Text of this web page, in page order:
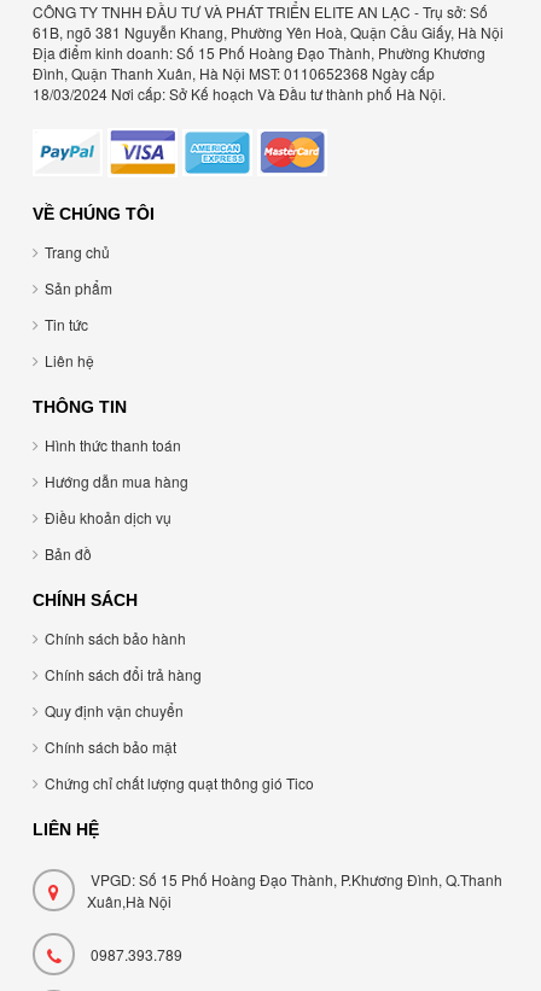
CÔNG TY TNHH ĐẦU TƯ VÀ PHÁT TRIỂN ELITE AN LẠC - Trụ sở: Số
61B, ngõ 381 Nguyễn Khang, Phường Yên Hoà, Quận Cầu Giấy, Hà Nội
Địa điểm kinh doanh: Số 15 Phố Hoàng Đạo Thành, Phường Khương
Đình, Quận Thanh Xuân, Hà Nội MST: 0110652368 Ngày cấp
18/03/2024 Nơi cấp: Sở Kế hoạch Và Đầu tư thành phố Hà Nội.
VỀ CHÚNG TÔI
Trang chủ
Sản phẩm
Tin tức
Liên hệ
THÔNG TIN
Hình thức thanh toán
Hướng dẫn mua hàng
Điều khoản dịch vụ
Bản đồ
CHÍNH SÁCH
Chính sách bảo hành
Chính sách đổi trả hàng
Quy định vận chuyển
Chính sách bảo mật
Chứng chỉ chất lượng quạt thông gió Tico
LIÊN HỆ
VPGD: Số 15 Phố Hoàng Đạo Thành, P.Khương Đình, Q.Thanh
Xuân,Hà Nội
0987.393.789